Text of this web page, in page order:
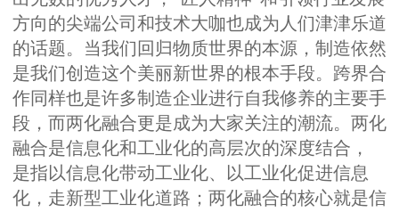
方向的尖端公司和技术大咖也成为人们津津乐道
的话题。当我们回归物质世界的本源，制造依然
是我们创造这个美丽新世界的根本手段。跨界合
作同样也是许多制造企业进行自我修养的主要手
段，而两化融合更是成为大家关注的潮流。两化
融合是信息化和工业化的高层次的深度结合，
是指以信息化带动工业化、以工业化促进信息
化，走新型工业化道路；两化融合的核心就是信